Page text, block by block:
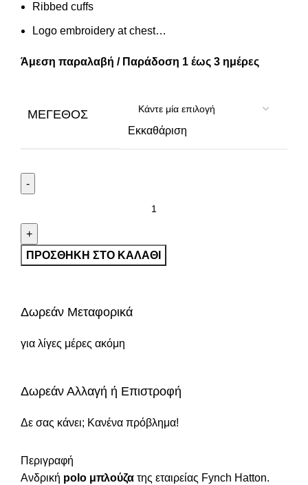
Ribbed cuffs
Logo embroidery at chest…
Άμεση παραλαβή / Παράδοση 1 έως 3 ημέρες
ΜΈΓΕΘΟΣ
Εκκαθάριση
ΠΡΟΣΘΉΚΗ ΣΤΟ ΚΑΛΆΘΙ
Δωρεάν Μεταφορικά
για λίγες μέρες ακόμη
Δωρεάν Αλλαγή ή Επιστροφή
Δε σας κάνει; Κανένα πρόβλημα!
Περιγραφή
Ανδρική polo μπλούζα της εταιρείας Fynch Hatton.